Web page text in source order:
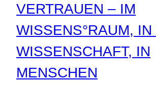
VERTRAUEN – IM
WISSENS°RAUM, IN
WISSENSCHAFT, IN
MENSCHEN